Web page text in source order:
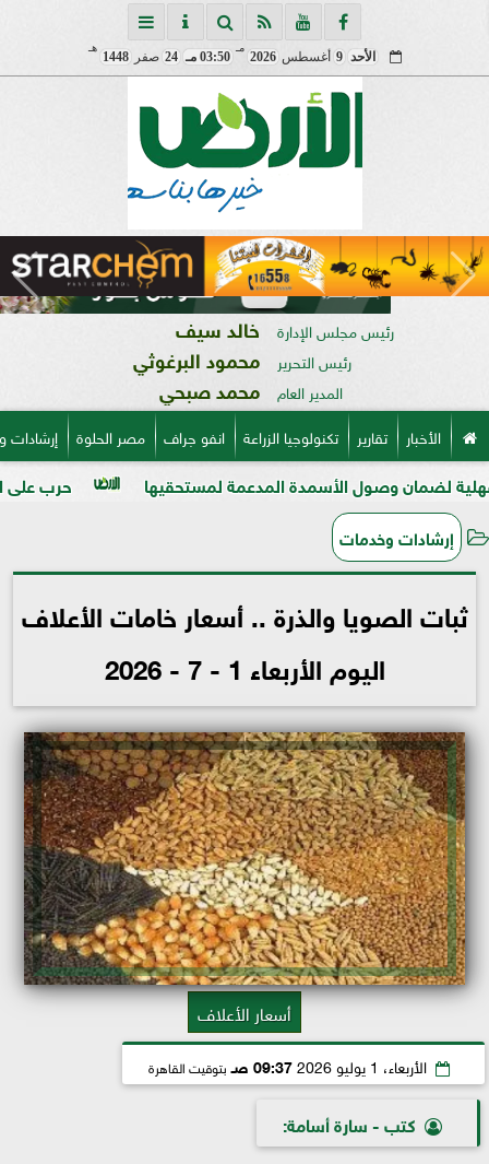
الأحد 9 أغسطس2026
مـ
03:50 مـ 24 صفر1448
هـ
رئيس مجلس الإدارة خالد سيف
رئيس التحرير محمود البرغوثي
المدير العام محمد صبحي
الأخبار تقارير تكنولوجيا الزراعة انفو جراف مصر الحلوة
حرب على السوق وصول الأسمدة المدعمة لمستحقيها
إرشادات وخدمات
ثبات الصويا والذرة .. أسعار خامات الأعلاف
اليوم الأربعاء 1 - 7 - 2026
أسعار الأعلاف
الأربعاء، 1 يوليو 2026 09:37 صـ بتوقيت القاهرة
كتب - سارة أسامة: